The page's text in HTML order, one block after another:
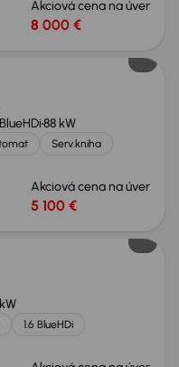
Akciová cena na úver
8 000 €
88 kW
Serv.kniha
Akciová cena na úver
5 100 €
1.6 BlueHDi